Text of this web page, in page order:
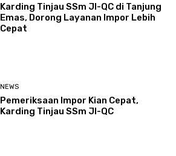
Karding Tinjau SSm JI-QC di Tanjung
Emas, Dorong Layanan Impor Lebih
Cepat
NEWS
Pemeriksaan Impor Kian Cepat,
Karding Tinjau SSm JI-QC